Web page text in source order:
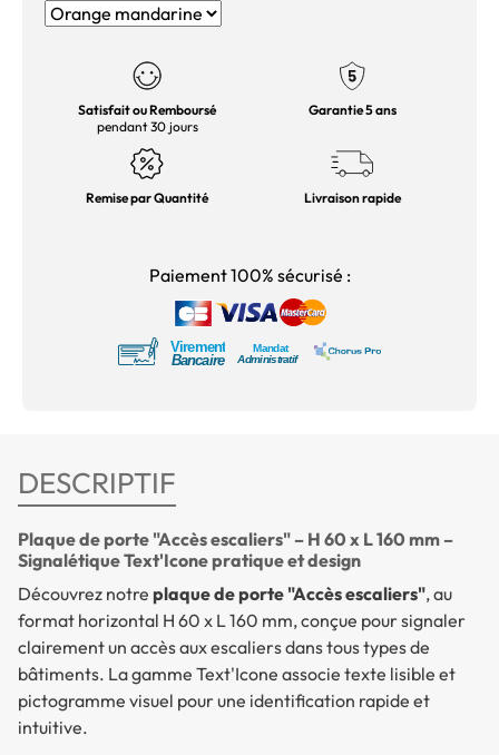
Satisfait ou Remboursé
pendant 30 jours
Garantie 5 ans
Remise par Quantité Livraison rapide
Paiement 100% sécurisé :
DESCRIPTIF
Plaque de porte "Accès escaliers" – H 60 x L 160 mm –
Signalétique Text'Icone pratique et design
Découvrez notre plaque de porte "Accès escaliers", au
format horizontal H 60 x L 160 mm, conçue pour signaler
clairement un accès aux escaliers dans tous types de
bâtiments. La gamme Text'Icone associe texte lisible et
pictogramme visuel pour une identification rapide et
intuitive.